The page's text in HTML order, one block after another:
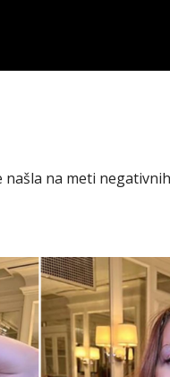
našla na meti